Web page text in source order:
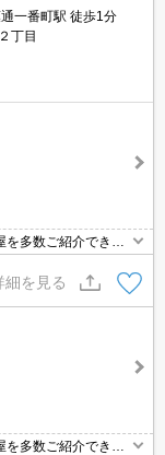
一番町駅 徒歩1分
丁目
多数ご紹介できま
へ
細を見る
多数ご紹介できま